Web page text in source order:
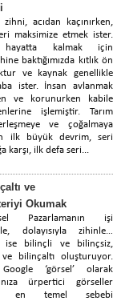
zihni, acıdan kaçınırken,
maksimize etmek ister.
kalmak için
baktığımızda kıtlık ön
ve kaynak genellikle
ister. İnsan avlanmak
ve korunurken kabile
işlemiştir. Tarım
ve çoğalmaya
ilk büyük devrim, seri
karşı, ilk defa seri...
ve
Okumak
Pazarlamanın işi
dolayısıyla zihinle…
ise bilinçli ve bilinçsiz,
bilinçaltı oluşturuyor.
‘görsel’ olarak
ürpertici görseller
en temel sebebi